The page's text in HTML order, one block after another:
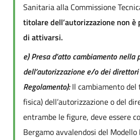
Sanitaria alla Commissione
titolare dell’autorizzazione non
di attivarsi.
e) Presa d’atto cambiamento
dell’autorizzazione e/o dei
Regolamento):Il cambiamento
fisica) dell’autorizzazione o del
entrambe le figure, deve essere
Bergamo avvalendosi del Modello